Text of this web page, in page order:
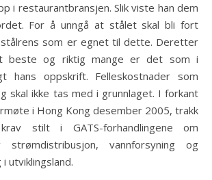
i restaurantbransjen. Slik viste han dem
For å unngå at stålet skal bli fort
som er egnet til dette. Deretter
beste og riktig mange er det som i
hans oppskrift. Felleskostnader som
skal ikke tas med i grunnlaget. I forkant
i Hong Kong desember 2005, trakk
stilt i GATS-forhandlingene om
strømdistribusjon, vannforsyning og
utviklingsland.